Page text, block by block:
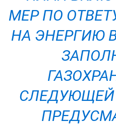
МЕР ПО
НА ЭНЕРГИЮ